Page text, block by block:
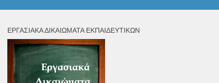
ΕΡΓΑΣΙΑΚΆ ΔΙΚΑΙΏΜΑΤΑ ΕΚΠΑΙΔΕΥΤΙΚΏΝ